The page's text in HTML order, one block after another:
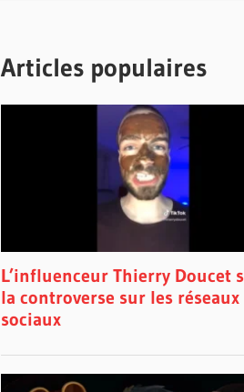
Articles populaires